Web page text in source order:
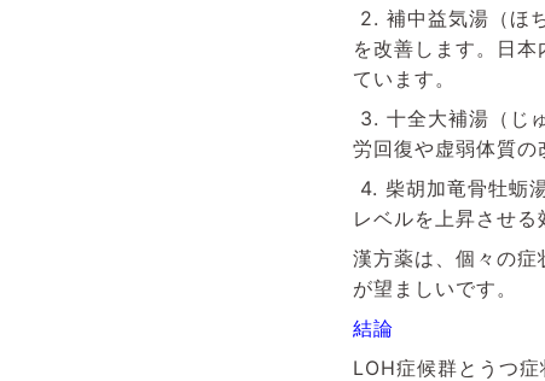
2. 補中益気湯（ほ
を改善します。日
ています。
3. 十全大補湯（じ
労回復や虚弱体質の
4. 柴胡加竜骨牡蛎
レベルを上昇させる
漢方薬は、個々の症
が望ましいです。
結論
LOH症候群とうつ